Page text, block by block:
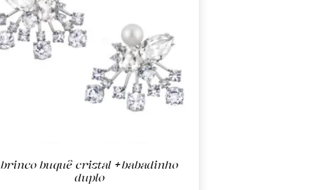
brinco buquê cristal +babadinho
duplo